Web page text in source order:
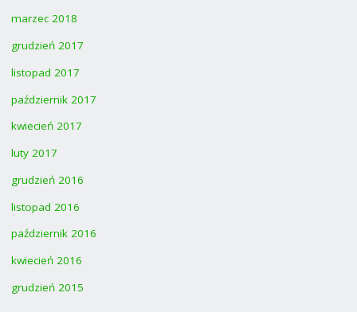
marzec 2018
grudzień 2017
listopad 2017
październik 2017
kwiecień 2017
luty 2017
grudzień 2016
listopad 2016
październik 2016
kwiecień 2016
grudzień 2015